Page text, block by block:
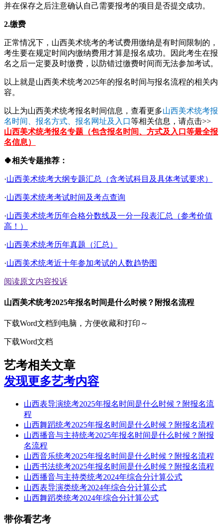
并在保存之后注意确认自己需要报考的项目是否提交成功。
2.缴费
正常情况下，山西美术统考的考试费用缴纳是有时间限制的，
考生要在规定时间内缴纳费用才算是报名成功。因此考生在报
名之后一定要及时缴费，以防错过缴费时间而无法参加考试。
以上就是山西美术统考2025年的报名时间与报名流程的相关内
容。
以上为山西美术统考报名时间信息，查看更多山西美术统考报
名时间、报名方式、报名网址及入口等相关信息，请点击>>
山西美术统考报名专题（包含报名时间、方式及入口等最全报
名信息）
🍀相关专题推荐：
·山西美术统考大纲专题汇总（含考试科目及具体考试要求）
·山西美术统考考试时间及考点查询
·山西美术统考历年合格分数线及一分一段表汇总（参考价值
高！）
·山西美术统考历年真题（汇总）
·山西美术统考近十年参加考试的人数趋势图
阅读原文内容投诉
山西美术统考2025年报名时间是什么时候？附报名流程
下载Word文档到电脑，方便收藏和打印～
下载Word文档
艺考相关文章
发现更多艺考内容
山西表导演统考2025年报名时间是什么时候？附报名流
程
山西舞蹈统考2025年报名时间是什么时候？附报名流程
山西播音与主持统考2025年报名时间是什么时候？附报
名流程
山西音乐统考2025年报名时间是什么时候？附报名流程
山西书法统考2025年报名时间是什么时候？附报名流程
山西播音与主持类统考2024年综合分计算公式
山西表导演类统考2024年综合分计算公式
山西舞蹈类统考2024年综合分计算公式
带你看艺考